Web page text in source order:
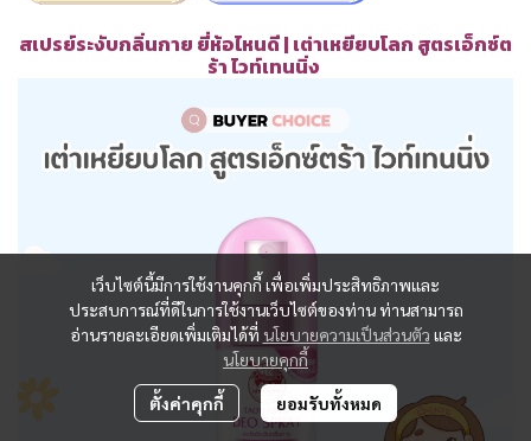
สเปรย์ระงับกลิ่นกาย ยี่ห้อไหนดี | เต่าเหยียบโลก สูตรเอ็กซ์ต
ร้า ไวท์เทนนิ่ง
เว็บไซต์นี้มีการใช้งานคุกกี้ เพื่อเพิ่มประสิทธิภาพและ
ประสบการณ์ที่ดีในการใช้งานเว็บไซต์ของท่าน ท่านสามารถ
อ่านรายละเอียดเพิ่มเติมได้ที่ นโยบายความเป็นส่วนตัว และ
นโยบายคุกกี้
ตั้งค่าคุกกี้ ยอมรับทั้งหมด